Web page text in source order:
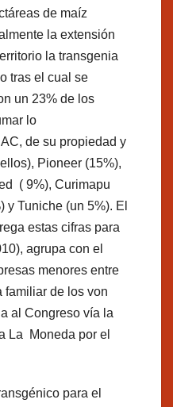
de maíz
la extensión
la transgenia
tras el cual se
un 23% de los
lo
de su propiedad y
Pioneer (15%),
( 9%), Curimapu
y Tuniche (un 5%). El
estas cifras para
agrupa con el
menores entre
familiar de los von
al Congreso vía la
La Moneda por el
para el